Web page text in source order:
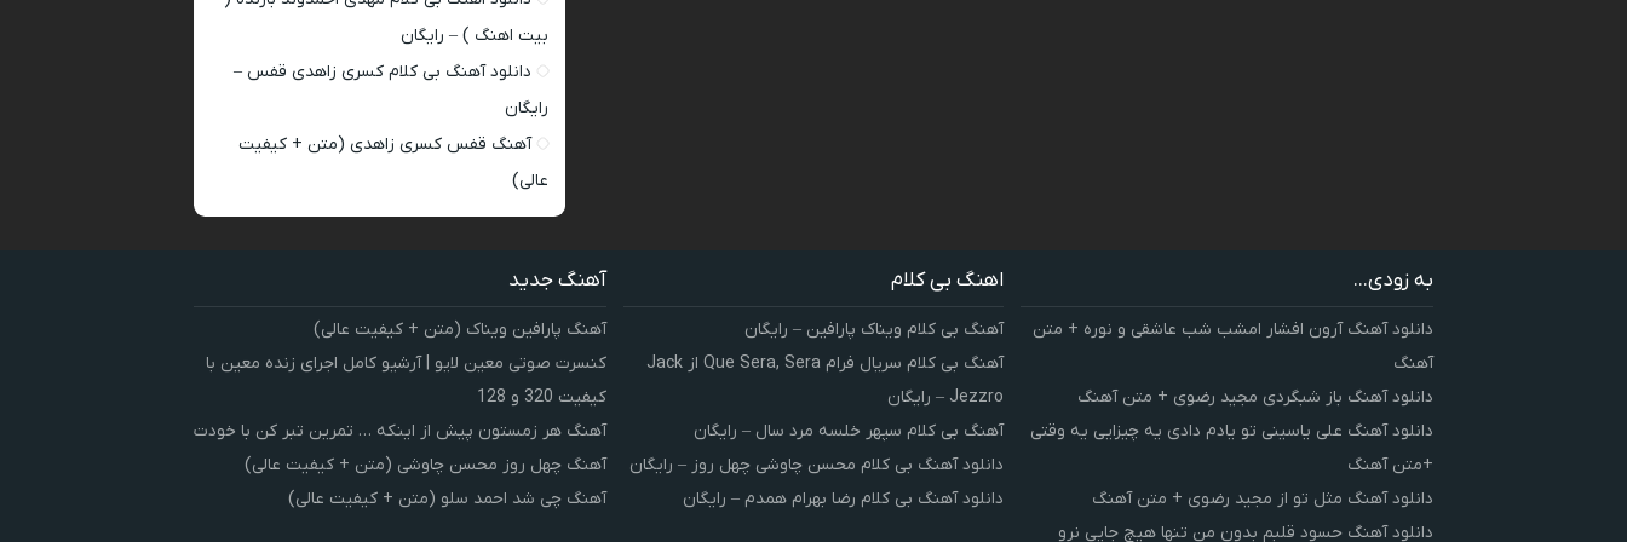
بیت اهنگ ) – رایگان
دانلود آهنگ بی کلام کسری زاهدی قفس –
رایگان
آهنگ قفس کسری زاهدی (متن + کیفیت
عالی)
به زودی...
دانلود آهنگ آرون افشار امشب شب عاشقی و نوره + متن
آهنگ
دانلود آهنگ باز شبگردی مجید رضوی + متن آهنگ
دانلود آهنگ علی یاسینی تو یادم دادی یه چیزایی یه وقتی
+متن آهنگ
دانلود آهنگ مثل تو از مجید رضوی + متن آهنگ
دانلود آهنگ حسود قلبم بدون من تنها هیچ جایی نرو
اهنگ بی کلام
آهنگ بی کلام ویناک پارافین – رایگان
آهنگ بی کلام سریال فرام Que Sera, Sera از Jack
Jezzro – رایگان
آهنگ بی کلام سپهر خلسه مرد سال – رایگان
دانلود آهنگ بی کلام محسن چاوشی چهل روز – رایگان
دانلود آهنگ بی کلام رضا بهرام همدم – رایگان
آهنگ جدید
آهنگ پارافین ویناک (متن + کیفیت عالی)
کنسرت صوتی معین لایو | آرشیو کامل اجرای زنده معین با
کیفیت 320 و 128
آهنگ هر زمستون پیش از اینکه … تمرین تبر کن با خودت
آهنگ چهل روز محسن چاوشی (متن + کیفیت عالی)
آهنگ چی شد احمد سلو (متن + کیفیت عالی)